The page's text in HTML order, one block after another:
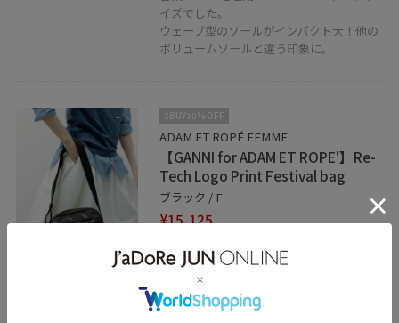
イズでした。
ウェーブ型のソールがインパクト大！他の
ボリュームソールと違う印象に。
2BUY10%OFF
ADAM ET ROPÉ FEMME
【GANNI for ADAM ET ROPE'】Re-
Tech Logo Print Festival bag
ブラック / F
¥15,125
レビュー
大きすぎず小さすぎない大きさです。長財
布は余裕を持って収納していただけます。